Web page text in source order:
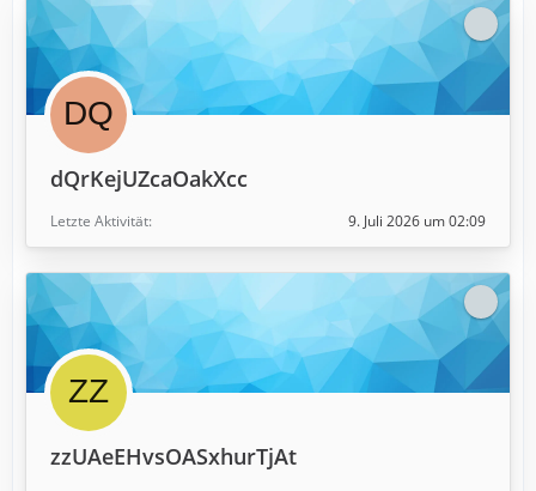
dQrKejUZcaOakXcc
Letzte Aktivität 9. Juli 2026 um 02:09
zzUAeEHvsOASxhurTjAt